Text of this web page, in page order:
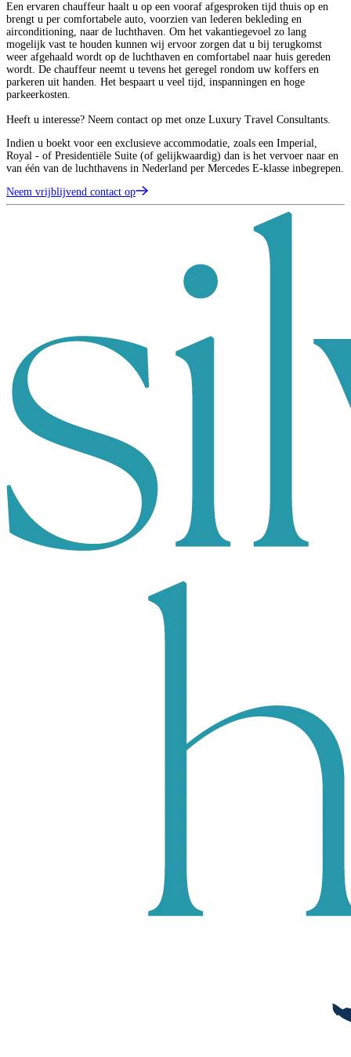
Een ervaren chauffeur haalt u op een vooraf afgesproken tijd thuis op en
brengt u per comfortabele auto, voorzien van lederen bekleding en
airconditioning, naar de luchthaven. Om het vakantiegevoel zo lang
mogelijk vast te houden kunnen wij ervoor zorgen dat u bij terugkomst
weer afgehaald wordt op de luchthaven en comfortabel naar huis gereden
wordt. De chauffeur neemt u tevens het geregel rondom uw koffers en
parkeren uit handen. Het bespaart u veel tijd, inspanningen en hoge
parkeerkosten.
Heeft u interesse? Neem contact op met onze Luxury Travel Consultants.
Indien u boekt voor een exclusieve accommodatie, zoals een Imperial,
Royal - of Presidentiële Suite (of gelijkwaardig) dan is het vervoer naar en
van één van de luchthavens in Nederland per Mercedes E-klasse inbegrepen.
Neem vrijblijvend contact op